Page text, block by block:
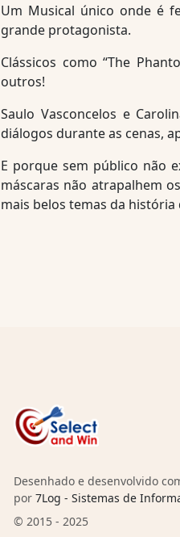
Um Musical único onde é
grande protagonista.
Clássicos como “The
outros!
Saulo Vasconcelos e
diálogos durante as cenas,
E porque sem público não
máscaras não atrapalhem
mais belos temas da história
Desenhado e desenvolvido
por 7Log - Sistemas de
© 2015 - 2025